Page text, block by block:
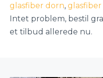
glasfiber dorn,
Intet problem, bestil
et tilbud allerede nu.